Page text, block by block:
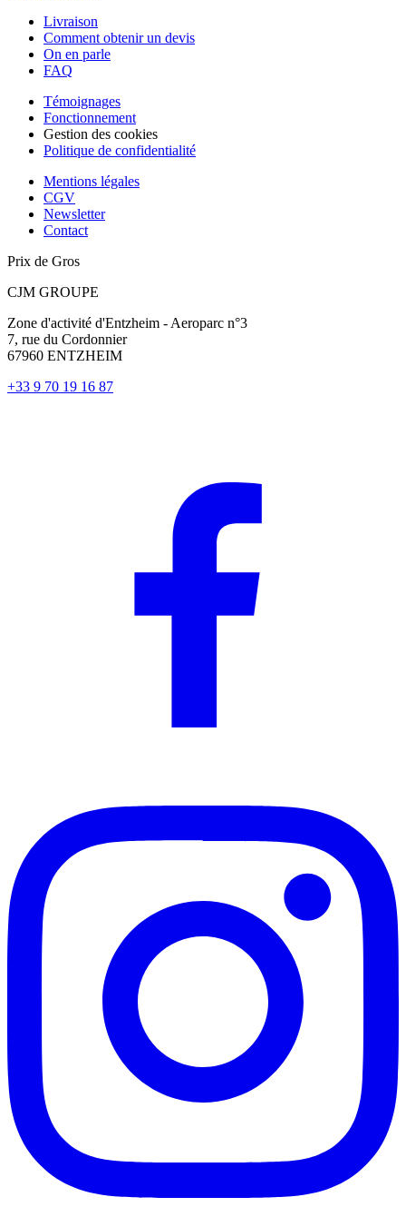
Livraison
Comment obtenir un devis
On en parle
FAQ
Témoignages
Fonctionnement
Gestion des cookies
Politique de confidentialité
Mentions légales
CGV
Newsletter
Contact
Prix de Gros
CJM GROUPE
Zone d'activité d'Entzheim - Aeroparc n°3
7, rue du Cordonnier
67960 ENTZHEIM
+33 9 70 19 16 87